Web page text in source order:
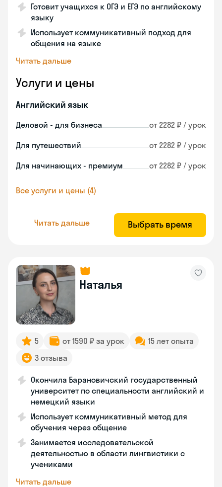
Готовит учащихся к ОГЭ и ЕГЭ по английскому
языку
Использует коммуникативный подход для
общения на языке
Читать дальше
Услуги и цены
Английский язык
Деловой - для бизнеса от 2282 ₽ / урок
Для путешествий от 2282 ₽ / урок
Для начинающих - премиум от 2282 ₽ / урок
Все услуги и цены (4)
Читать дальше Выбрать время
Наталья
5 от 1590 ₽ за урок
15 лет опыта
3 отзыва
Окончила Барановичский государственный
университет по специальности английский и
немецкий языки
Использует коммуникативный метод для
обучения через общение
Занимается исследовательской
деятельностью в области лингвистики с
учениками
Читать дальше